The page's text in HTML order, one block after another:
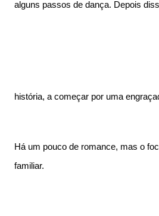
alguns passos de dança. Depois
história, a começar por uma
Há um pouco de romance, mas o
familiar.